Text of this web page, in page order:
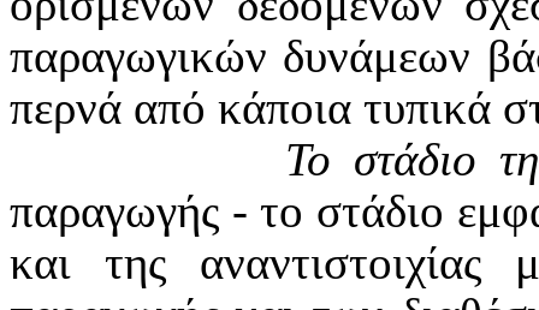
παραγωγικών δυνάμεων
περνά από κάποια τυπικά
Το στάδιο
παραγωγής - το στάδιο
και της